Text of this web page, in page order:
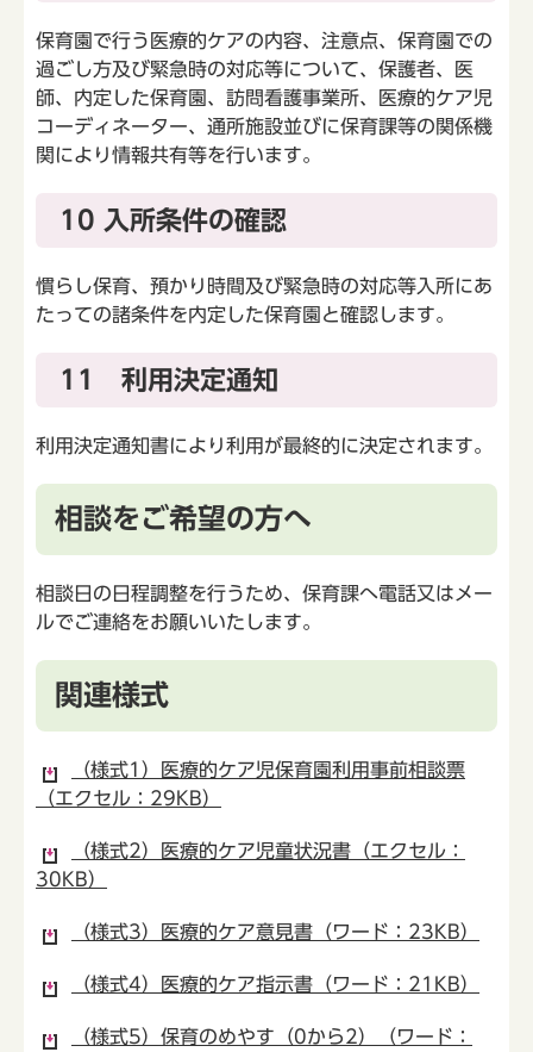
保育園で行う医療的ケアの内容、注意点、保育園での
過ごし方及び緊急時の対応等について、保護者、医
師、内定した保育園、訪問看護事業所、医療的ケア児
コーディネーター、通所施設並びに保育課等の関係機
関により情報共有等を行います。
10 入所条件の確認
慣らし保育、預かり時間及び緊急時の対応等入所にあ
たっての諸条件を内定した保育園と確認します。
11 利用決定通知
利用決定通知書により利用が最終的に決定されます。
相談をご希望の方へ
相談日の日程調整を行うため、保育課へ電話又はメー
ルでご連絡をお願いいたします。
関連様式
（様式1）医療的ケア児保育園利用事前相談票
（エクセル：29KB）
（様式2）医療的ケア児童状況書（エクセル：
30KB）
（様式3）医療的ケア意見書（ワード：23KB）
（様式4）医療的ケア指示書（ワード：21KB）
（様式5）保育のめやす（0から2）（ワード：